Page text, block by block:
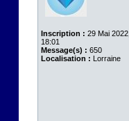
Inscription : 29 Mai 2022,
18:01
Message(s) : 650
Localisation : Lorraine